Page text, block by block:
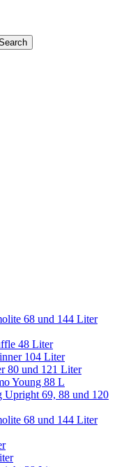
68 und 144 Liter
48 Liter
104 Liter
80 und 121 Liter
Young 88 L
Upright 69, 88 und 120
68 und 144 Liter